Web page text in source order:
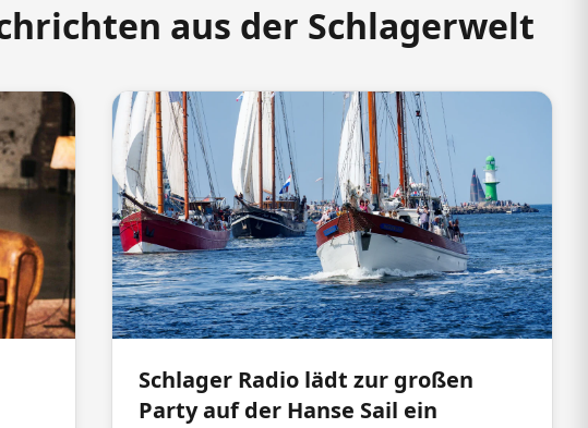
aus der Schlagerwelt
Schlager Radio lädt zur großen
Party auf der Hanse Sail ein